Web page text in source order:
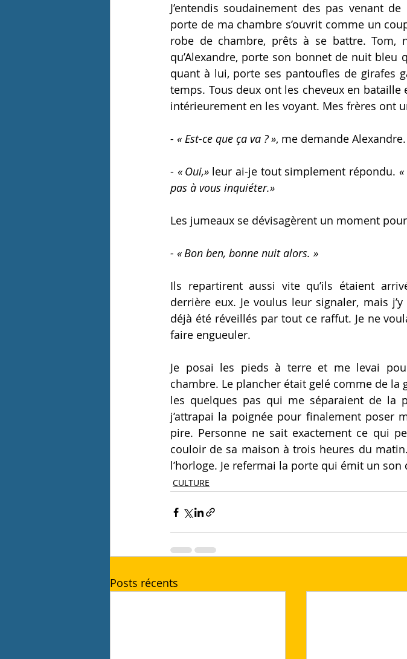
J’entendis soudainement des pas venant de
porte de ma chambre s’ouvrit comme un
robe de chambre, prêts à se battre. Tom,
qu’Alexandre, porte son bonnet de nuit bleu
quant à lui, porte ses pantoufles de girafes
temps. Tous deux ont les cheveux en bataille
intérieurement en les voyant. Mes frères ont
- « Est-ce que ça va ?», me demande Alexandre.
- « Oui,» leur ai-je tout simplement répondu. «
pas à vous inquiéter.»
Les jumeaux se dévisagèrent un moment
- « Bon ben, bonne nuit alors. »
Ils repartirent aussi vite qu’ils étaient
derrière eux. Je voulus leur signaler, mais
déjà été réveillés par tout ce raffut. Je ne
faire engueuler.
Je posai les pieds à terre et me levai
chambre. Le plancher était gelé comme de la
les quelques pas qui me séparaient de la
j’attrapai la poignée pour finalement poser
pire. Personne ne sait exactement ce qui
couloir de sa maison à trois heures du matin.
l’horloge. Je refermai la porte qui émit un
CULTURE
Posts récents